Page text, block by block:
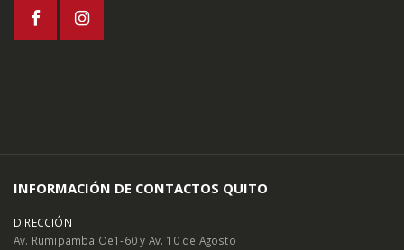
INFORMACIÓN DE CONTACTOS QUITO
DIRECCIÓN
Av. Rumipamba Oe1-60 y Av. 10 de Agosto